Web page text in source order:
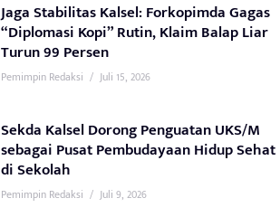
Jaga Stabilitas Kalsel: Forkopimda Gagas
“Diplomasi Kopi” Rutin, Klaim Balap Liar
Turun 99 Persen
Pemimpin Redaksi / Juli 15, 2026
Sekda Kalsel Dorong Penguatan UKS/M
sebagai Pusat Pembudayaan Hidup Sehat
di Sekolah
Pemimpin Redaksi / Juli 9, 2026